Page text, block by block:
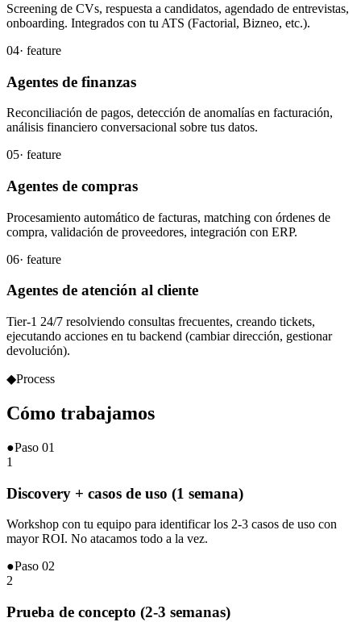
Screening de CVs, respuesta a candidatos, agendado de entrevistas,
onboarding. Integrados con tu ATS (Factorial, Bizneo, etc.).
04· feature
Agentes de finanzas
Reconciliación de pagos, detección de anomalías en facturación,
análisis financiero conversacional sobre tus datos.
05· feature
Agentes de compras
Procesamiento automático de facturas, matching con órdenes de
compra, validación de proveedores, integración con ERP.
06· feature
Agentes de atención al cliente
Tier-1 24/7 resolviendo consultas frecuentes, creando tickets,
ejecutando acciones en tu backend (cambiar dirección, gestionar
devolución).
◆Process
Cómo trabajamos
●Paso 01
1
Discovery + casos de uso (1 semana)
Workshop con tu equipo para identificar los 2-3 casos de uso con
mayor ROI. No atacamos todo a la vez.
●Paso 02
2
Prueba de concepto (2-3 semanas)